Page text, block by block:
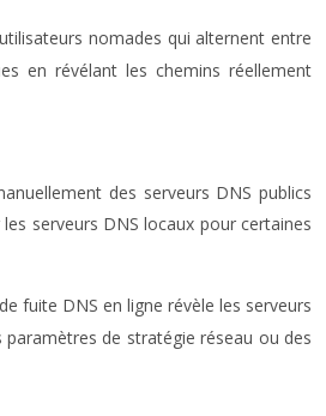
nomades qui alternent entre
en révélant les chemins réellement
des serveurs DNS publics
serveurs DNS locaux pour certaines
fuite DNS en ligne révèle les serveurs
de stratégie réseau ou des